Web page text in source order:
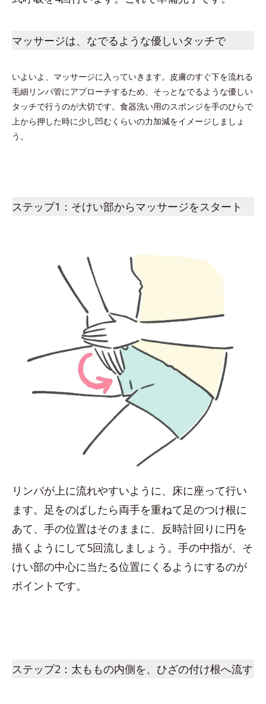
マッサージは、なでるような優しいタッチで
いよいよ、マッサージに入っていきます。皮膚のすぐ下を流れる
毛細リンパ管にアプローチするため、そっとなでるような優しい
タッチで行うのが大切です。食器洗い用のスポンジを手のひらで
上から押した時に少し凹むくらいの力加減をイメージしましょ
う。
ステップ1：そけい部からマッサージをスタート
リンパが上に流れやすいように、床に座って行い
ます。足をのばしたら両手を重ねて足のつけ根に
あて、手の位置はそのままに、反時計回りに円を
描くようにして5回流しましょう。手の中指が、そ
けい部の中心に当たる位置にくるようにするのが
ポイントです。
ステップ2：太ももの内側を、ひざの付け根へ流す